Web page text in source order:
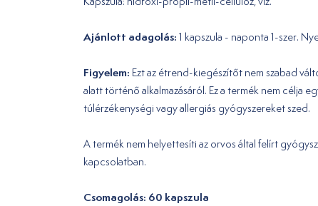
Ajánlott adagolás: 1 kapszula - naponta 1-szer.
Figyelem: Ezt az étrend-kiegészítőt nem szabad
alatt történő alkalmazásáról. Ez a termék nem célja
túlérzékenységi vagy allergiás gyógyszereket szed.
A termék nem helyettesíti az orvos által felírt
kapcsolatban.
Csomagolás: 60 kapszula